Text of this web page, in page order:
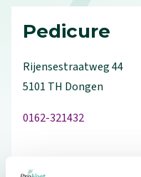
Pedicure
Rijensestraatweg44
5101 TH Dongen
0162-321432